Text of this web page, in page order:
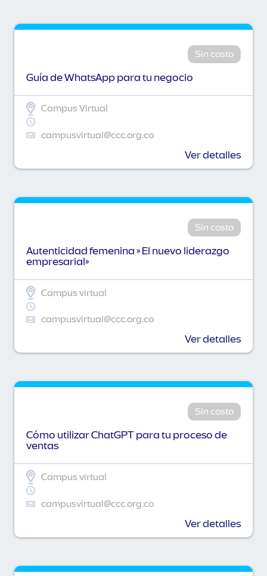
Sin costo
Guía de WhatsApp para tu negocio
Campus Virtual
campusvirtual@ccc.org.co
Ver detalles
Sin costo
Autenticidad femenina » El nuevo liderazgo
empresarial»
Campus virtual
campusvirtual@ccc.org.co
Ver detalles
Sin costo
Cómo utilizar ChatGPT para tu proceso de
ventas
Campus virtual
campusvirtual@ccc.org.co
Ver detalles